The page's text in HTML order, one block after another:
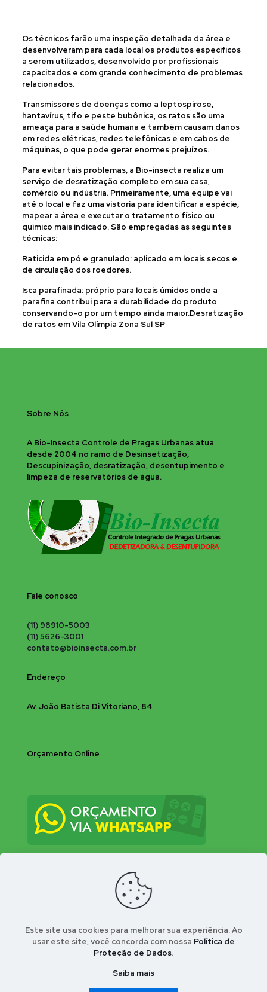
Os técnicos farão uma inspeção detalhada da área e
desenvolveram para cada local os produtos específicos
a serem utilizados, desenvolvido por profissionais
capacitados e com grande conhecimento de problemas
relacionados.
Transmissores de doenças como a leptospirose,
hantavírus, tifo e peste bubônica, os ratos são uma
ameaça para a saúde humana e também causam danos
em redes elétricas, redes telefônicas e em cabos de
máquinas, o que pode gerar enormes prejuízos.
Para evitar tais problemas, a Bio-insecta realiza um
serviço de desratização completo em sua casa,
comércio ou indústria. Primeiramente, uma equipe vai
até o local e faz uma vistoria para identificar a espécie,
mapear a área e executar o tratamento físico ou
químico mais indicado. São empregadas as seguintes
técnicas:
Raticida em pó e granulado: aplicado em locais secos e
de circulação dos roedores.
Isca parafinada: próprio para locais úmidos onde a
parafina contribui para a durabilidade do produto
conservando-o por um tempo ainda maior.Desratização
de ratos em Vila Olímpia Zona Sul SP
Sobre Nós
A Bio-Insecta Controle de Pragas Urbanas atua
desde 2004 no ramo de Desinsetização,
Descupinização, desratização, desentupimento e
limpeza de reservatórios de água.
Fale conosco
(11) 98910-5003
(11) 5626-3001
contato@bioinsecta.com.br
Endereço
Av. João Batista Di Vitoriano, 84
Orçamento Online
© 2026 Bio-Insecta Controle Integrado de Pragas
Urbanas . Desenvolvido por Conect Webla - Portal
Este site usa cookies para melhorar sua experiência. Ao
usar este site, você concorda com nossa Política de
Proteção de Dados.
Saiba mais